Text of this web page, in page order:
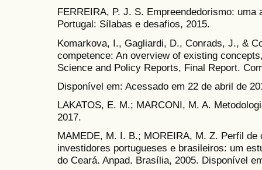
FERREIRA, P. J. S. Empreendedorismo: uma
Portugal: Sílabas e desafios, 2015.
Komarkova, I., Gagliardi, D., Conrads, J., &
competence: An overview of existing
Science and Policy Reports, Final Report.
Disponível em: Acessado em 22 de abril de
LAKATOS, E. M.; MARCONI, M. A.
2017.
MAMEDE, M. I. B.; MOREIRA, M. Z. Perfil
investidores portugueses e brasileiros: um
do Ceará. Anpad. Brasília, 2005. Disponível